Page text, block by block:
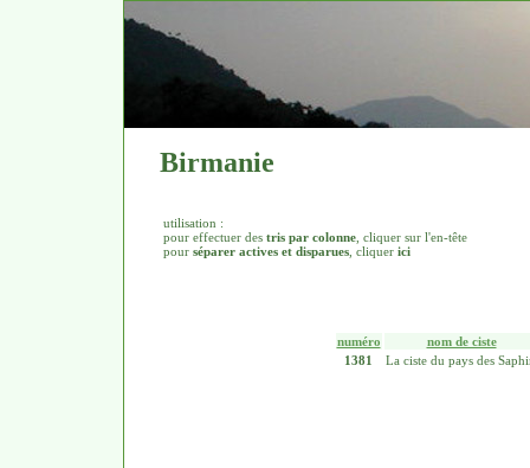
Birmanie
utilisation :
pour effectuer des tris par colonne , cliquer sur l'en-tête
pour séparer actives et disparues , cliquer ici
numéro
nom de ciste
1381
La ciste du pays des